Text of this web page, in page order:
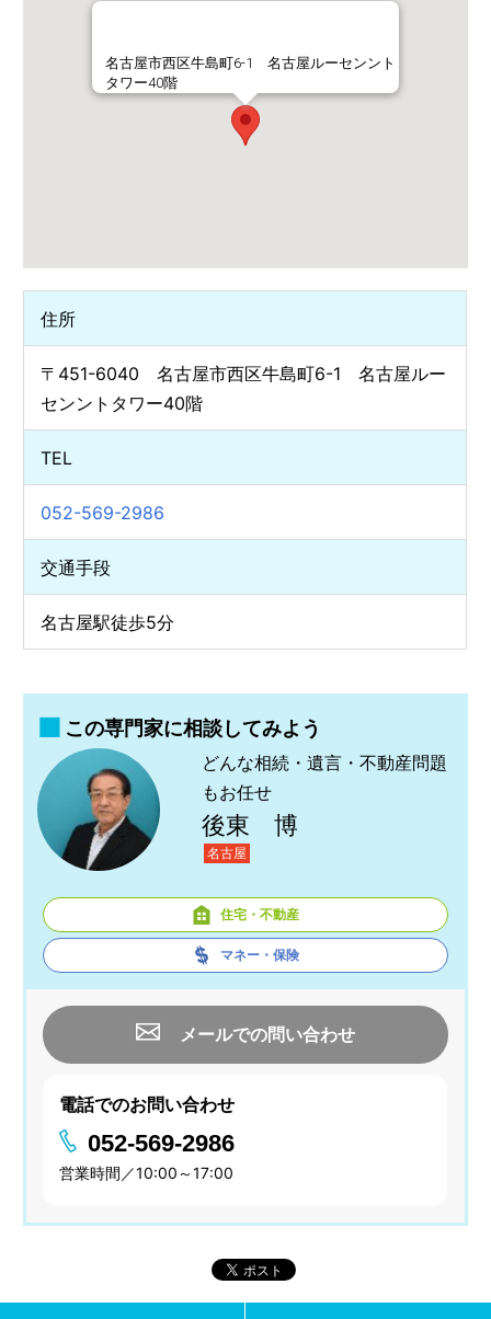
名古屋市西区牛島町6-1 名古屋ルーセンント
タワー40階
住所
〒451-6040 名古屋市西区牛島町6-1 名古屋ルー
センントタワー40階
TEL
052-569-2986
交通手段
名古屋駅徒歩5分
この専門家に相談してみよう
どんな相続・遺言・不動産問題
もお任せ
後東 博
名古屋
住宅・不動産
マネー・保険
メールでの問い合わせ
電話でのお問い合わせ
052-569-2986
営業時間／10:00～17:00